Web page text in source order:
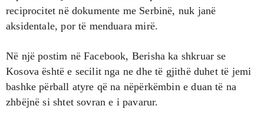
reciprocitet në dokumente me Serbinë, nuk janë
aksidentale, por të menduara mirë.
Në një postim në Facebook, Berisha ka shkruar se
Kosova është e secilit nga ne dhe të gjithë duhet të jemi
bashke përball atyre që na nëpërkëmbin e duan të na
zhbëjnë si shtet sovran e i pavarur.